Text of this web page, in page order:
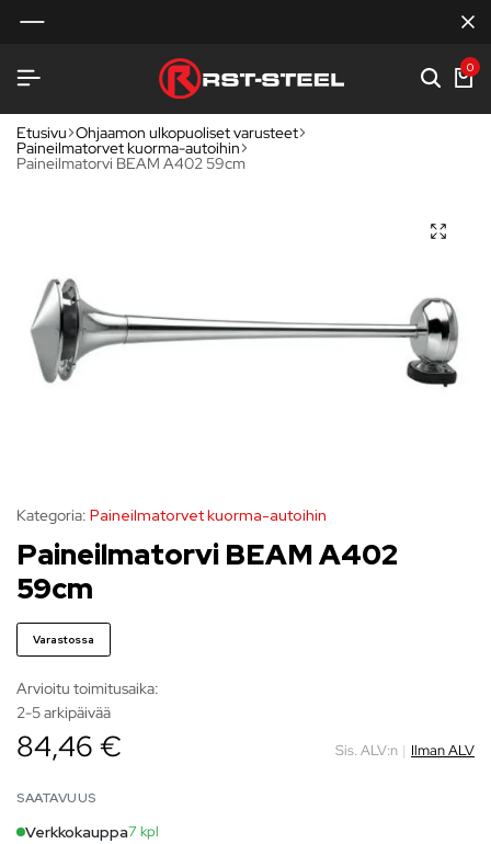
0
Etusivu Ohjaamon ulkopuoliset varusteet
Paineilmatorvet kuorma-autoihin
Paineilmatorvi BEAM A402 59cm
Kategoria: Paineilmatorvet kuorma-autoihin
Paineilmatorvi BEAM A402
59cm
Varastossa
Arvioitu toimitusaika:
2-5 arkipäivää
84,46 € Sis. ALV:n | Ilman ALV
SAATAVUUS
Verkkokauppa7 kpl